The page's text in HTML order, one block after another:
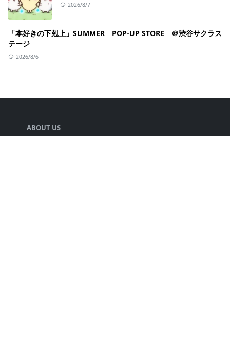
2026/8/7
「本好きの下剋上」SUMMER POP-UP STORE ＠渋谷サクラス
テージ
2026/8/6
ABOUT US